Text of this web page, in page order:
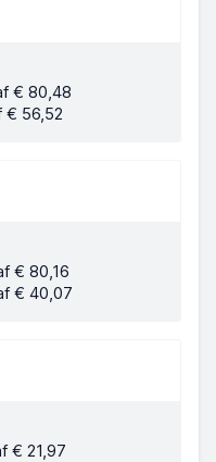
€ 80,48
€ 56,52
€ 80,16
€ 40,07
€ 21,97